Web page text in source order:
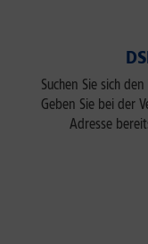
Suchen Sie sich
Geben Sie bei der
Adresse